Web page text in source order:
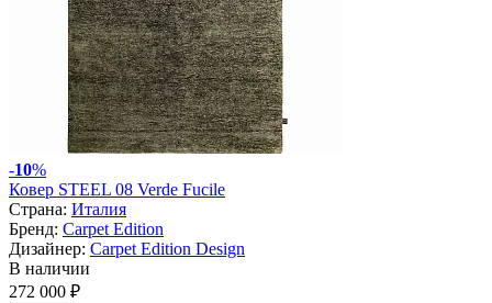
-10%
Ковер STEEL 08 Verde Fucile
Страна: Италия
Бренд: Carpet Edition
Дизайнер: Carpet Edition Design
В наличии
272 000 ₽